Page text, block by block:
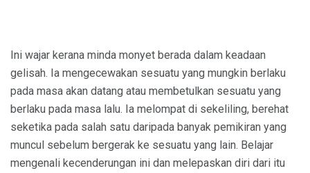
Ini wajar kerana minda monyet berada dalam keadaan
gelisah. Ia mengecewakan sesuatu yang mungkin berlaku
pada masa akan datang atau membetulkan sesuatu yang
berlaku pada masa lalu. Ia melompat di sekeliling, berehat
seketika pada salah satu daripada banyak pemikiran yang
muncul sebelum bergerak ke sesuatu yang lain. Belajar
mengenali kecenderungan ini dan melepaskan diri dari itu